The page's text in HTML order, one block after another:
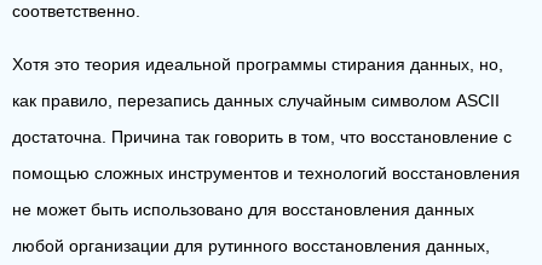
соответственно.
Хотя это теория идеальной программы стирания данных, но,
как правило, перезапись данных случайным символом ASCII
достаточна. Причина так говорить в том, что восстановление с
помощью сложных инструментов и технологий восстановления
не может быть использовано для восстановления данных
любой организации для рутинного восстановления данных,